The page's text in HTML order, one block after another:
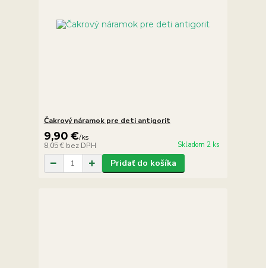
Čakrový náramok pre deti antigorit
9,90 €/ks
8,05 € bez DPH Skladom 2 ks
Pridať do košíka